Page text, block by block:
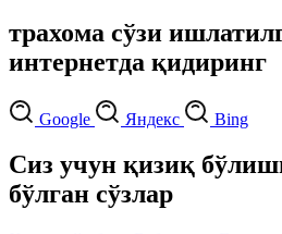
трахома сўзи
интернетда қидиринг
Google Яндекс Bing
Сиз учун қизиқ
бўлган сўзлар